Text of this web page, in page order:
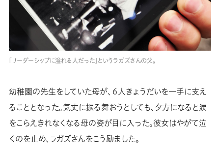
「リーダーシップに溢れる人だった」というラガズさんの父。
幼稚園の先生をしていた母が、６人きょうだいを一手に支え
ることとなった。気丈に振る舞おうとしても、夕方になると涙
をこらえきれなくなる母の姿が目に入った。彼女はやがて泣
くのを止め、ラガズさんをこう励ました。